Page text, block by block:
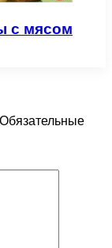
с мясом
Обязательные